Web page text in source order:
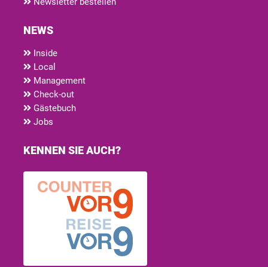
NEWS
Inside
Local
Management
Check-out
Gästebuch
Jobs
KENNEN SIE AUCH?